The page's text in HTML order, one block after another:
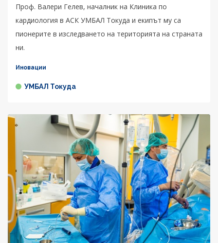
Проф. Валери Гелев, началник на Клиника по
кардиология в АСК УМБАЛ Токуда и екипът му са
пионерите в изследването на територията на страната
ни.
Иновации
УМБАЛ Токуда